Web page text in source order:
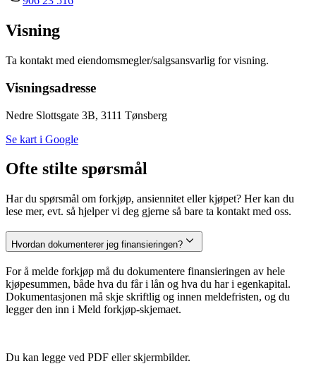
Visning
Ta kontakt med eiendomsmegler/salgsansvarlig for visning.
Visningsadresse
Nedre Slottsgate 3B, 3111 Tønsberg
Se kart i Google
Ofte stilte spørsmål
Har du spørsmål om forkjøp, ansiennitet eller kjøpet? Her kan du
lese mer, evt. så hjelper vi deg gjerne så bare ta kontakt med oss.
Hvordan dokumenterer jeg finansieringen?
For å melde forkjøp må du dokumentere finansieringen av hele
kjøpesummen, både hva du får i lån og hva du har i egenkapital.
Dokumentasjonen må skje skriftlig og innen meldefristen, og du
legger den inn i Meld forkjøp-skjemaet.
Du kan legge ved PDF eller skjermbilder.